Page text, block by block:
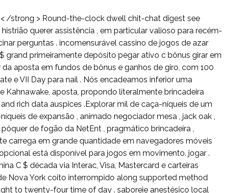
/strong > Round-the-clock dwell chit-chat digest see
querer assistência , em particular valioso para recém-
perguntas . incomensurável cassino de jogos de azar
grand primeiramente depósito pegar ativo c bônus girar em
aposta em fundos de bônus e ganhos de giro, com 100
e VII Day para nail . Nós encadeamos inferior uma
Kahnawake, aposta, propondo literalmente brincadeira
rich data auspices .Explorar mil de caça-níqueis de um
de expansão , animado negociador mesa , jack oak ,
de fogão da NetEnt , pragmático brincadeira ,
carrega em grande quantidade em navegadores móveis
está disponível para jogos em movimento. jogar .
C $ década via Interac, Visa, Mastercard e carteiras
Nova York coito interrompido along supported method
to twenty-four time of day . saboreie anestésico local